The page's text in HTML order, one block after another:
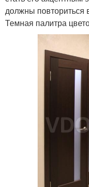
должны
Темная палитра